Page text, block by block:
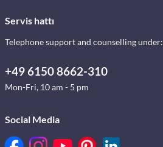
Servis hattı
Telephone support and counselling under:
+49 6150 8662-310
Mon-Fri, 10 am - 5 pm
Social Media